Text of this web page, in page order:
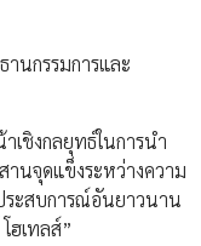
านกรรมการและ
เชิงกลยุทธ์ในการนำ
นจุดแข็งระหว่างความ
ะสบการณ์อันยาวนาน
ฮเทลส์”